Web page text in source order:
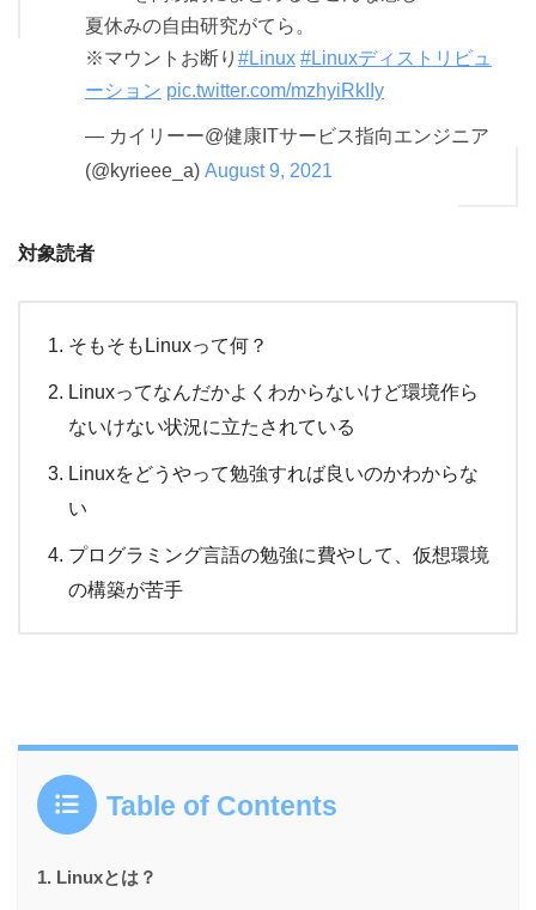
夏休みの自由研究がてら。
※マウントお断り #Linux #Linuxディストリビュ
ーション pic.twitter.com/mzhyiRkIIy
— カイリーー@健康ITサービス指向エンジニア
(@kyrieee_a) August 9, 2021
対象読者
そもそもLinuxって何？
Linuxってなんだかよくわからないけど環境作ら
ないけない状況に立たされている
Linuxをどうやって勉強すれば良いのかわからな
い
プログラミング言語の勉強に費やして、仮想環境
の構築が苦手
Table of Contents
Linuxとは？